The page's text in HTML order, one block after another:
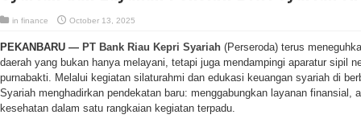
in finance October 13, 2025
PEKANBARU — PT Bank Riau Kepri Syariah (Perseroda) terus
daerah yang bukan hanya melayani, tetapi juga mendampingi aparatur sipil
purnabakti. Melalui kegiatan silaturahmi dan edukasi keuangan syariah di
Syariah menghadirkan pendekatan baru: menggabungkan layanan finansial,
kesehatan dalam satu rangkaian kegiatan terpadu.